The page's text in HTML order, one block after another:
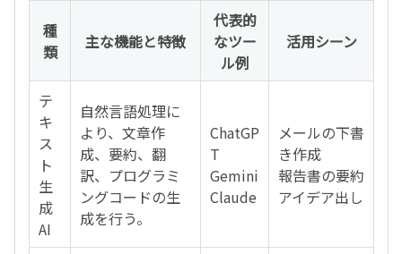
種
類
主な機能と特徴
代表的
なツー
ル例
活用シーン
テ
キ
ス
ト
生
成
AI
自然言語処理に
より、文章作
成、要約、翻
訳、プログラミ
ングコードの生
成を行う。
ChatGP
T
Gemini
Claude
メールの下書
き作成
報告書の要約
アイデア出し